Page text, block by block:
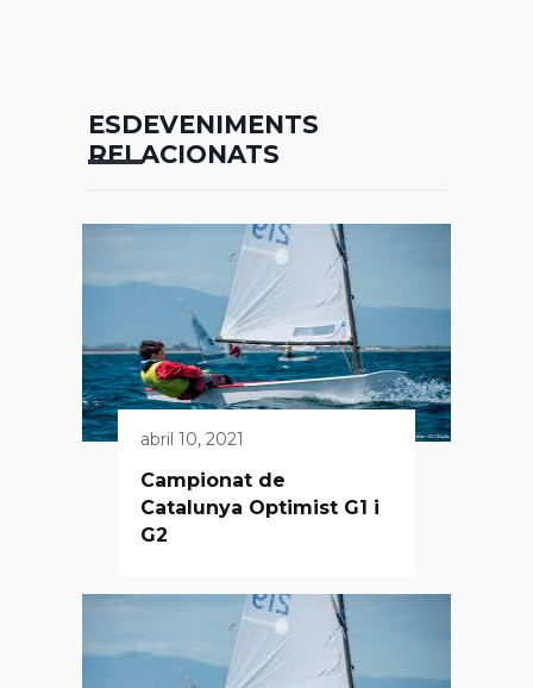
ESDEVENIMENTS
RELACIONATS
abril 10, 2021
Campionat de
Catalunya Optimist G1 i
G2